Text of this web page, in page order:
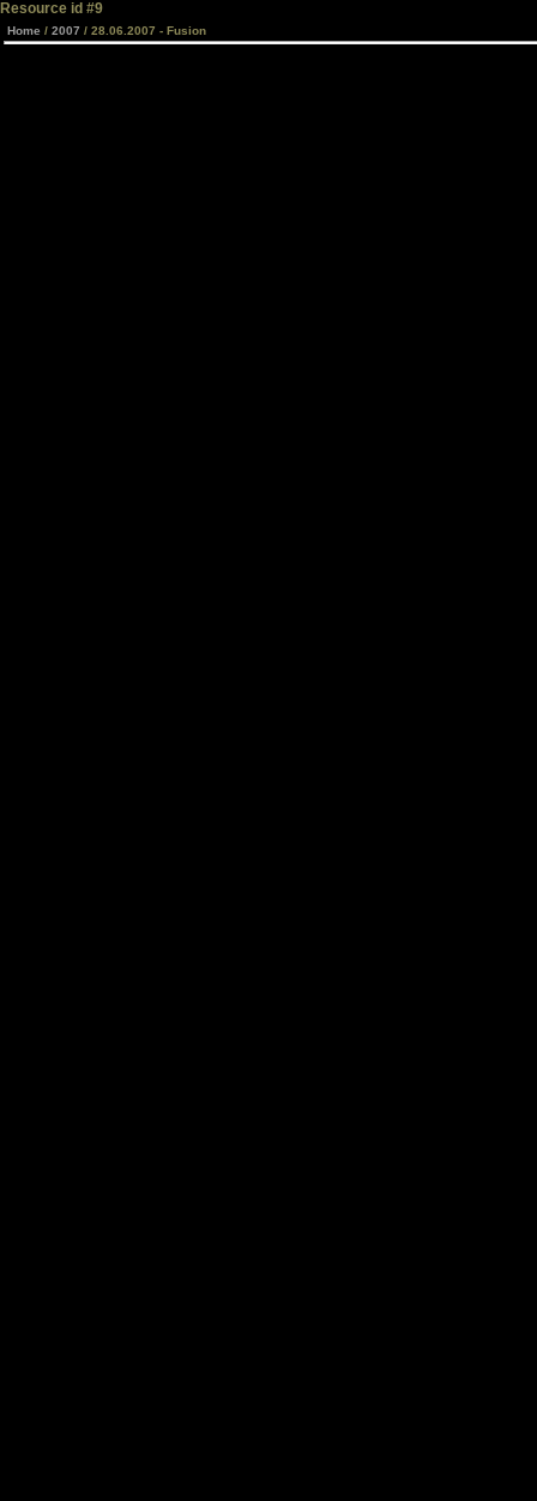
Resource id #9
Home / 2007 / 28.06.2007 - Fusion